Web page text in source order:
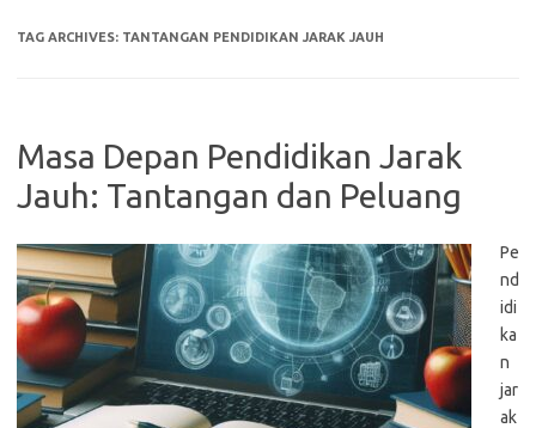
TAG ARCHIVES: TANTANGAN PENDIDIKAN JARAK JAUH
Masa Depan Pendidikan Jarak
Jauh: Tantangan dan Peluang
Pe
nd
idi
ka
n
jar
ak